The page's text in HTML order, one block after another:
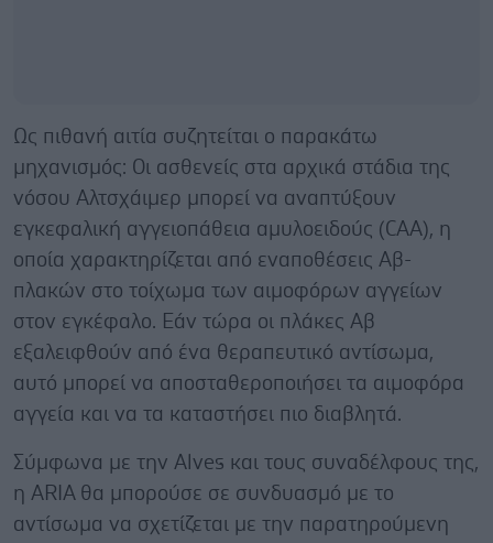
Ως πιθανή αιτία συζητείται ο παρακάτω
μηχανισμός: Οι ασθενείς στα αρχικά στάδια της
νόσου Αλτσχάιμερ μπορεί να αναπτύξουν
εγκεφαλική αγγειοπάθεια αμυλοειδούς (CAA), η
οποία χαρακτηρίζεται από εναποθέσεις Αβ-
πλακών στο τοίχωμα των αιμοφόρων αγγείων
στον εγκέφαλο. Εάν τώρα οι πλάκες Αβ
εξαλειφθούν από ένα θεραπευτικό αντίσωμα,
αυτό μπορεί να αποσταθεροποιήσει τα αιμοφόρα
αγγεία και να τα καταστήσει πιο διαβλητά.
Σύμφωνα με την Alves και τους συναδέλφους της,
η ARIA θα μπορούσε σε συνδυασμό με το
αντίσωμα να σχετίζεται με την παρατηρούμενη